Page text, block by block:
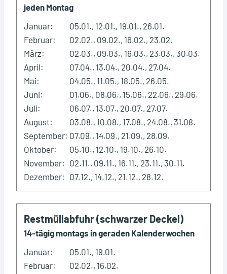
jeden Montag
Januar:
05.01., 12.01., 19.01., 26.01.
Februar:
02.02., 09.02., 16.02., 23.02.
März:
02.03., 09.03., 16.03., 23.03., 30.03.
April:
07.04., 13.04., 20.04., 27.04.
Mai:
04.05., 11.05., 18.05., 26.05.
Juni:
01.06., 08.06., 15.06., 22.06., 29.06.
Juli:
06.07., 13.07., 20.07., 27.07.
August:
03.08., 10.08., 17.08., 24.08., 31.08.
September: 07.09., 14.09., 21.09., 28.09.
Oktober:
05.10., 12.10., 19.10., 26.10.
November: 02.11., 09.11., 16.11., 23.11., 30.11.
Dezember: 07.12., 14.12., 21.12., 28.12.
Restmüllabfuhr (schwarzer Deckel)
14-tägig montags in geraden Kalenderwochen
Januar:
05.01., 19.01.
Februar:
02.02., 16.02.